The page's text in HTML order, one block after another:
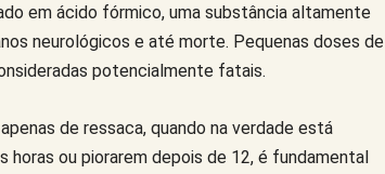
em ácido fórmico, uma substância altamente
neurológicos e até morte. Pequenas doses de
potencialmente fatais.
de ressaca, quando na verdade está
ou piorarem depois de 12, é fundamental